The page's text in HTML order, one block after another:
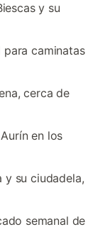
y su
para caminatas
cerca de
en los
y su ciudadela,
semanal de